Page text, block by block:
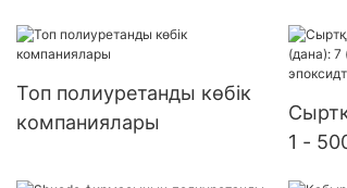
жеткізілім
Топ полиуретанды көбік
компаниялары
1 -